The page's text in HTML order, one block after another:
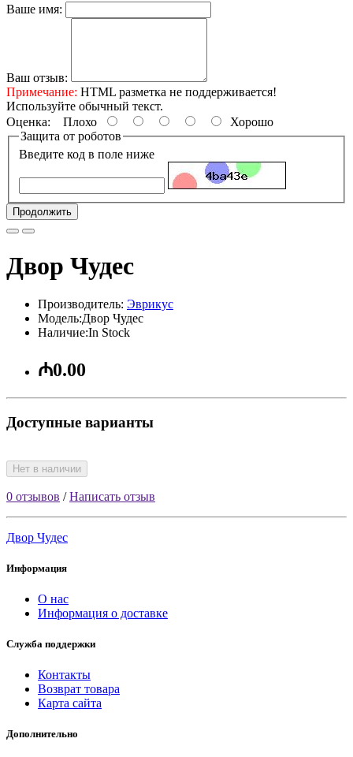
Ваше имя:
Ваш отзыв:
Примечание: HTML разметка не поддерживается!
Используйте обычный текст.
Оценка: Плохо
Хорошо
Защита от роботов
Введите код в поле ниже
Продолжить
Двор Чудес
Производитель: Эврикус
Модель:Двор Чудес
Наличие:In Stock
₼0.00
Доступные варианты
Нет в наличии
0 отзывов /Написать отзыв
Двор Чудес
Информация
О нас
Информация о доставке
Служба поддержки
Контакты
Возврат товара
Карта сайта
Дополнительно